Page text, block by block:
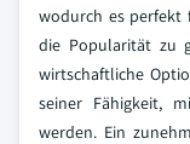
wodurch es perfekt
die Popularität zu
wirtschaftliche
seiner Fähigkeit,
werden. Ein